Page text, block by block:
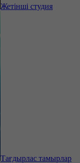
Жетінші студия
Тағдырлас тамырлар